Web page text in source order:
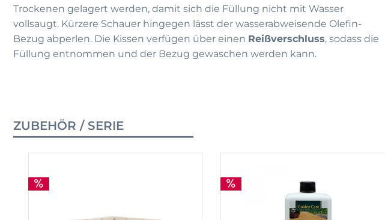
Trockenen gelagert werden, damit sich die Füllung nicht mit Wasser
vollsaugt. Kürzere Schauer hingegen lässt der wasserabweisende Olefin-
Bezug abperlen. Die Kissen verfügen über einen Reißverschluss, sodass die
Füllung entnommen und der Bezug gewaschen werden kann.
ZUBEHÖR / SERIE